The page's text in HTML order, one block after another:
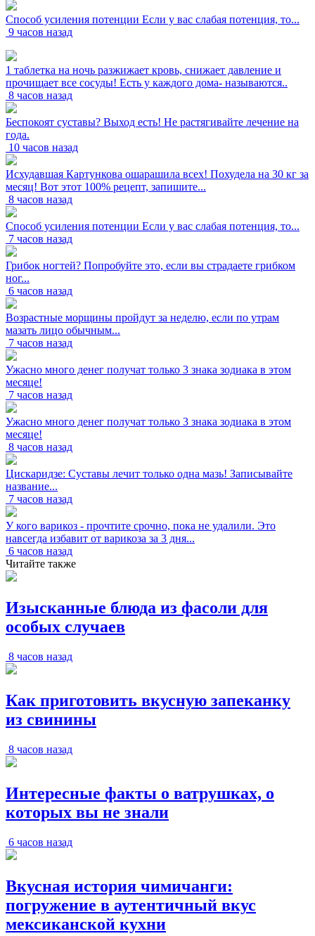
Способ усиления потенции Если у вас слабая потенция, то...
9 часов назад
1 таблетка на ночь разжижает кровь, снижает давление и
прочищает все сосуды! Есть у каждого дома- называются..
8 часов назад
Беспокоят суставы? Выход есть! Не растягивайте лечение на
года.
10 часов назад
Исхудавшая Картункова ошарашила всех! Похудела на 30 кг за
месяц! Вот этот 100% рецепт, запишите...
8 часов назад
Способ усиления потенции Если у вас слабая потенция, то...
7 часов назад
Грибок ногтей? Попробуйте это, если вы страдаете грибком
ног...
6 часов назад
Возрастные морщины пройдут за неделю, если по утрам
мазать лицо обычным...
7 часов назад
Ужасно много денег получат только 3 знака зодиака в этом
месяце!
7 часов назад
Ужасно много денег получат только 3 знака зодиака в этом
месяце!
8 часов назад
Цискаридзе: Суставы лечит только одна мазь! Записывайте
название...
7 часов назад
У кого варикоз - прочтите срочно, пока не удалили. Это
навсегда избавит от варикоза за 3 дня...
6 часов назад
Читайте также
Изысканные блюда из фасоли для
особых случаев
8 часов назад
Как приготовить вкусную запеканку
из свинины
8 часов назад
Интересные факты о ватрушках, о
которых вы не знали
6 часов назад
Вкусная история чимичанги:
погружение в аутентичный вкус
мексиканской кухни